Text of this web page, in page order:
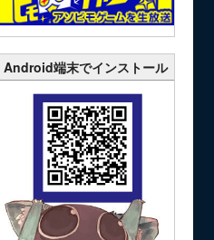
Android端末でインストール